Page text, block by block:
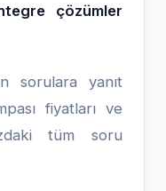
çözümler
sorulara yanıt
fiyatları ve
tüm soru